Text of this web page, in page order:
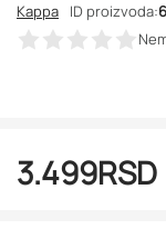
Kappa ID proizvoda:
3.499RSD